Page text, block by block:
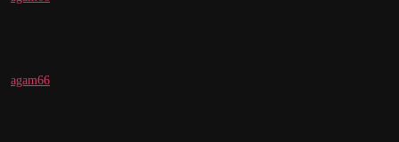
agam66